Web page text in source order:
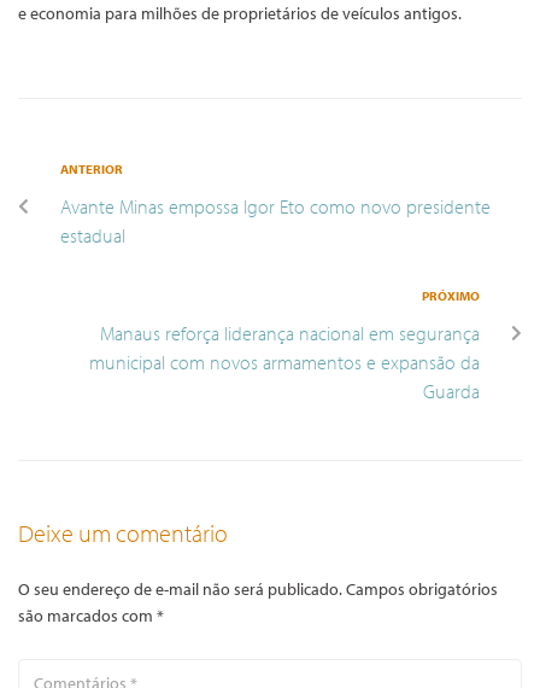
e economia para milhões de proprietários de veículos antigos.
ANTERIOR
Avante Minas empossa Igor Eto como novo presidente
estadual
PRÓXIMO
Manaus reforça liderança nacional em segurança
municipal com novos armamentos e expansão da
Guarda
Deixe um comentário
O seu endereço de e-mail não será publicado.Campos obrigatórios
são marcados com *